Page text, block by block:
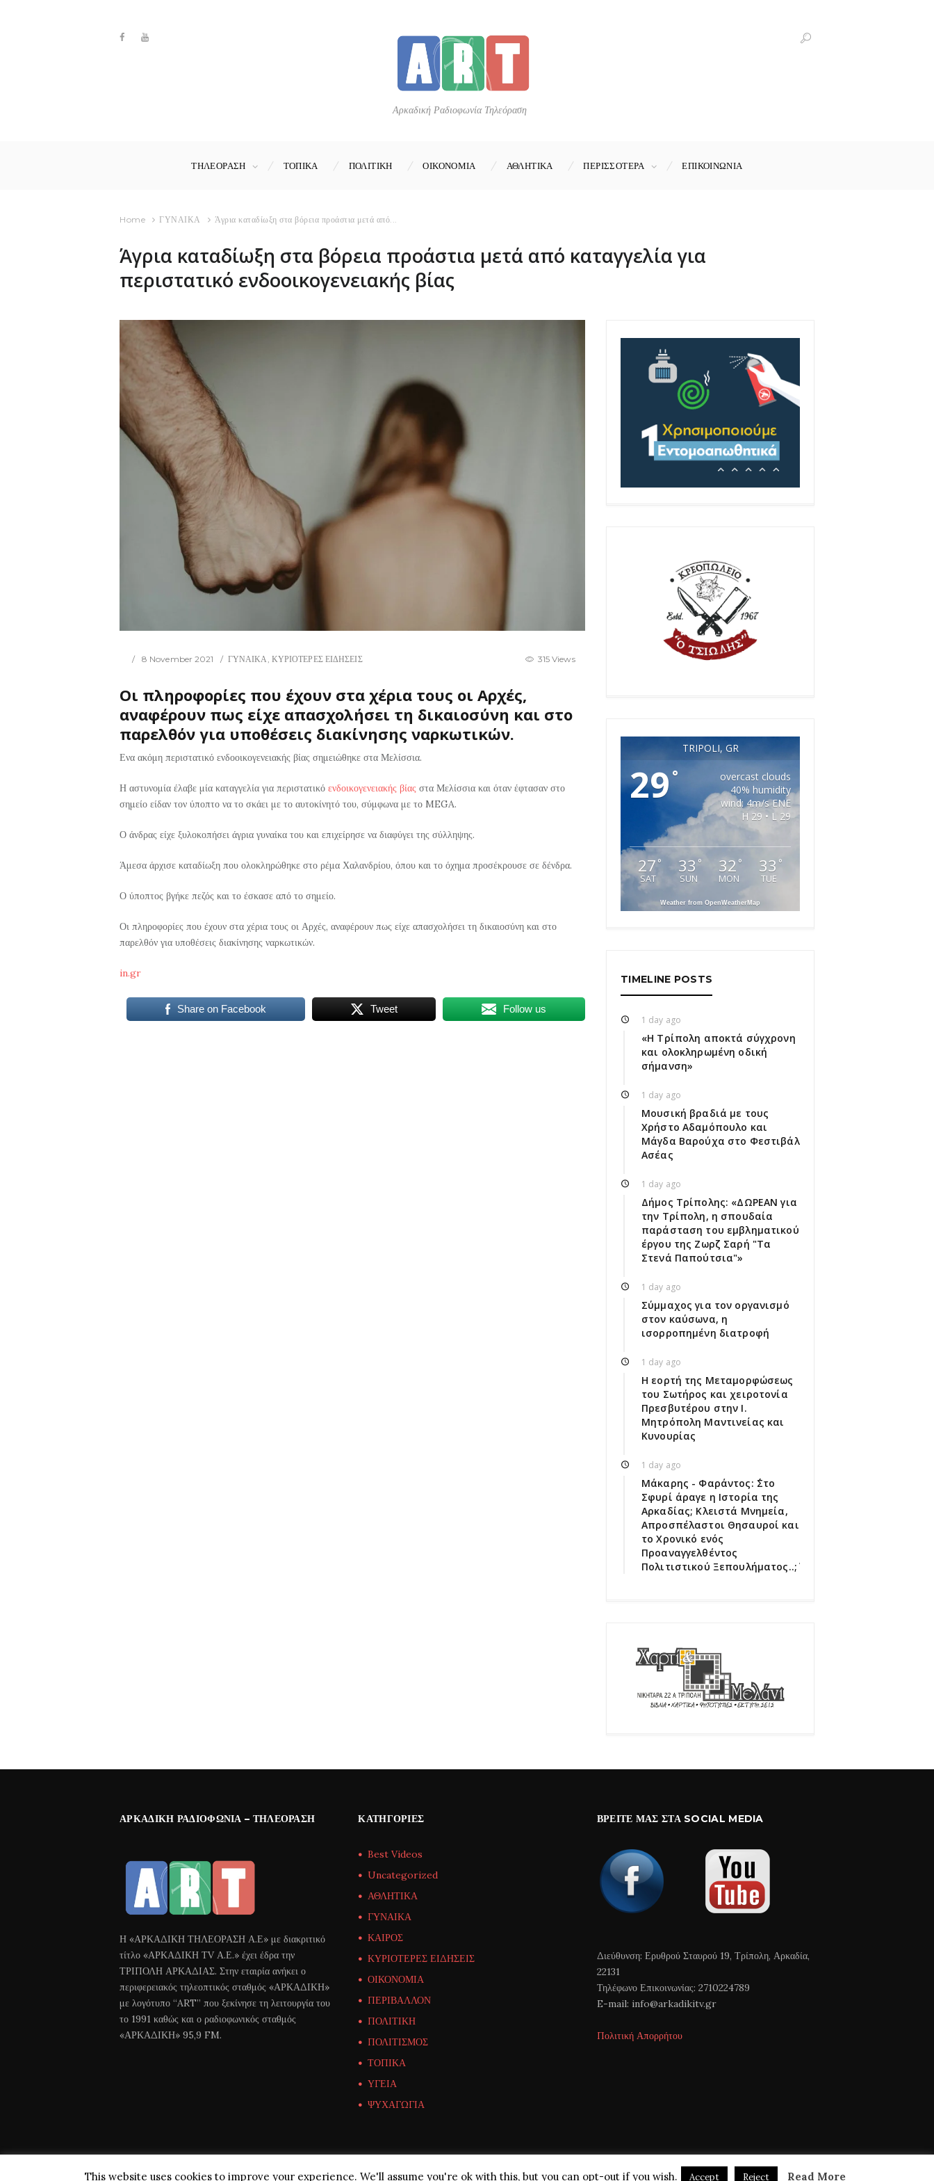
Αρκαδική Ραδιοφωνία Τηλεόραση
ΤΗΛΕΟΡΑΣΗ ΤΟΠΙΚΑ ΠΟΛΙΤΙΚΗ ΟΙΚΟΝΟΜΙΑ ΑΘΛΗΤΙΚΑ ΠΕΡΙΣΣΟΤΕΡΑ ΕΠΙΚΟΙΝΩΝΊΑ
Home ΓΥΝΑΙΚΑ Άγρια καταδίωξη στα βόρεια προάστια μετά από...
Άγρια καταδίωξη στα βόρεια προάστια μετά από καταγγελία για
περιστατικό ενδοοικογενειακής βίας
8 November 2021 ΓΥΝΑΙΚΑ, ΚΥΡΙΟΤΕΡΕΣ ΕΙΔΗΣΕΙΣ 315 Views
Οι πληροφορίες που έχουν στα χέρια τους οι Αρχές,
αναφέρουν πως είχε απασχολήσει τη δικαιοσύνη και στο
παρελθόν για υποθέσεις διακίνησης ναρκωτικών.
Ενα ακόμη περιστατικό ενδοοικογενειακής βίας σημειώθηκε στα Μελίσσια.
Η αστυνομία έλαβε μία καταγγελία για περιστατικό ενδοικογενειακής βίας στα Μελίσσια και όταν έφτασαν στο
σημείο είδαν τον ύποπτο να το σκάει με το αυτοκίνητό του, σύμφωνα με το MEGA.
Ο άνδρας είχε ξυλοκοπήσει άγρια γυναίκα του και επιχείρησε να διαφύγει της σύλληψης.
Άμεσα άρχισε καταδίωξη που ολοκληρώθηκε στο ρέμα Χαλανδρίου, όπου και το όχημα προσέκρουσε σε δένδρα.
Ο ύποπτος βγήκε πεζός και το έσκασε από το σημείο.
Οι πληροφορίες που έχουν στα χέρια τους οι Αρχές, αναφέρουν πως είχε απασχολήσει τη δικαιοσύνη και στο
παρελθόν για υποθέσεις διακίνησης ναρκωτικών.
in.gr
Share on Facebook Tweet Follow us
TRIPOLI, GR
29°
overcast clouds
40% humidity
wind: 4m/s ENE
H 29 • L 29
27 °
SAT
33 °
SUN
32 °
MON
33 °
TUE
Weather from OpenWeatherMap
TIMELINE POSTS
1 day ago
«Η Τρίπολη αποκτά σύγχρονη
και ολοκληρωμένη οδική
σήμανση»
1 day ago
Μουσική βραδιά με τους
Χρήστο Αδαμόπουλο και
Μάγδα Βαρούχα στο Φεστιβάλ
Ασέας
1 day ago
Δήμος Τρίπολης: «ΔΩΡΕΑΝ για
την Τρίπολη, η σπουδαία
παράσταση του εμβληματικού
έργου της Ζωρζ Σαρή "Τα
Στενά Παπούτσια"»
1 day ago
Σύμμαχος για τον οργανισμό
στον καύσωνα, η
ισορροπημένη διατροφή
1 day ago
Η εορτή της Μεταμορφώσεως
του Σωτήρος και χειροτονία
Πρεσβυτέρου στην Ι.
Μητρόπολη Μαντινείας και
Κυνουρίας
1 day ago
Μάκαρης - Φαράντος: ΄΄Στο
Σφυρί άραγε η Ιστορία της
Αρκαδίας; Κλειστά Μνημεία,
Απροσπέλαστοι Θησαυροί και
το Χρονικό ενός
Προαναγγελθέντος
Πολιτιστικού Ξεπουλήματος..;΄΄
ΑΡΚΑΔΙΚΉ ΡΑΔΙΟΦΩΝΊΑ – ΤΗΛΕΌΡΑΣΗ
Η «ΑΡΚΑΔΙΚΗ ΤΗΛΕΟΡΑΣΗ Α.Ε» με διακριτικό
τίτλο «ΑΡΚΑΔΙΚΗ ΤV Α.Ε.» έχει έδρα την
ΤΡΙΠΟΛΗ ΑΡΚΑΔΙΑΣ. Στην εταιρία ανήκει ο
περιφερειακός τηλεοπτικός σταθμός «ΑΡΚΑΔΙΚΗ»
με λογότυπο “ART” που ξεκίνησε τη λειτουργία του
το 1991 καθώς και ο ραδιοφωνικός σταθμός
«ΑΡΚΑΔΙΚΗ» 95,9 FM.
ΚΑΤΗΓΟΡΊΕΣ
Best Videos
Uncategorized
ΑΘΛΗΤΙΚΑ
ΓΥΝΑΙΚΑ
ΚΑΙΡΟΣ
ΚΥΡΙΟΤΕΡΕΣ ΕΙΔΗΣΕΙΣ
ΟΙΚΟΝΟΜΙΑ
ΠΕΡΙΒΑΛΛΟΝ
ΠΟΛΙΤΙΚΗ
ΠΟΛΙΤΙΣΜΟΣ
ΤΟΠΙΚΑ
ΥΓΕΙΑ
ΨΥΧΑΓΩΓΙΑ
ΒΡΕΊΤΕ ΜΑΣ ΣΤΑ SOCIAL MEDIA
Διεύθυνση: Ερυθρού Σταυρού 19, Τρίπολη, Αρκαδία,
22131
Τηλέφωνο Επικοινωνίας: 2710224789
E-mail: info@arkadikitv.gr
Πολιτική Απορρήτου
This website uses cookies to improve your experience. We'll assume you're ok with this, but you can opt-out if you wish. Accept Reject Read More